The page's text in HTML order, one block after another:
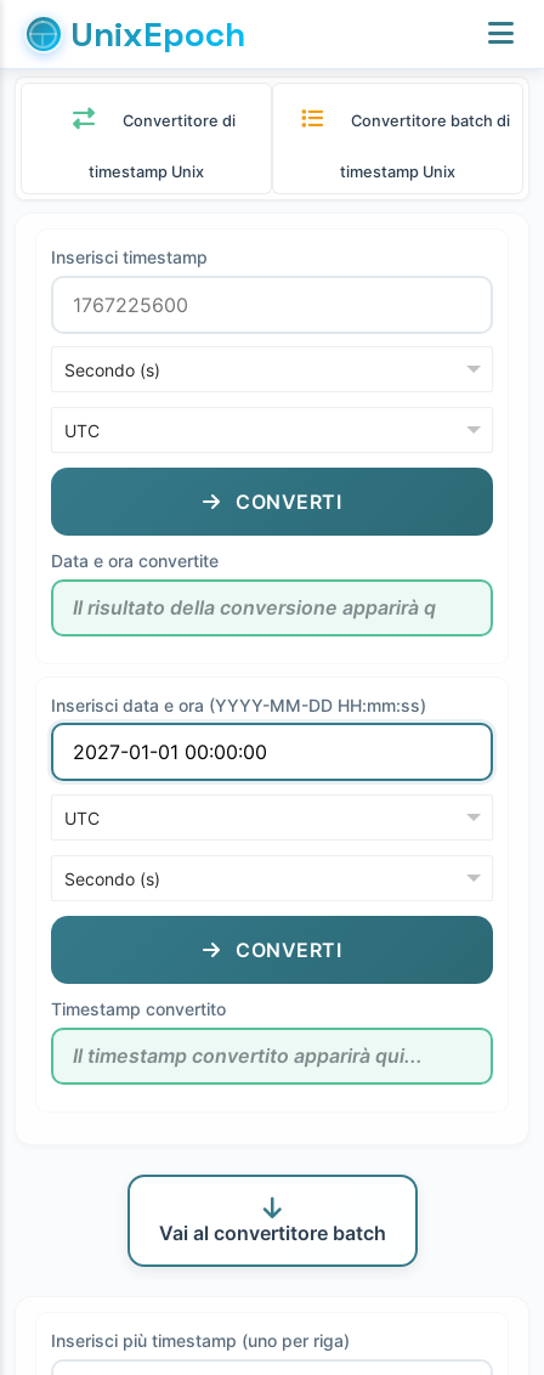
UnixEpoch
Convertitore di
timestamp Unix
Convertitore batch di
timestamp Unix
Inserisci timestamp
CONVERTI
Data e ora convertite
Inserisci data e ora (YYYY-MM-DD HH:mm:ss)
CONVERTI
Timestamp convertito
Vai al convertitore batch
Inserisci più timestamp (uno per riga)